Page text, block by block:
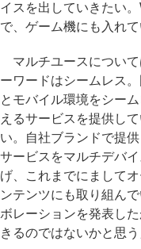
イスを出していきたい
で、ゲーム機にも入れ
マルチユースについて
ーワードはシームレス
とモバイル環境をシー
えるサービスを提供し
い。自社ブランドで提
サービスをマルチデバ
げ、これまでにまして
ンテンツにも取り組ん
ボレーションを発表し
きるのではないかと思う